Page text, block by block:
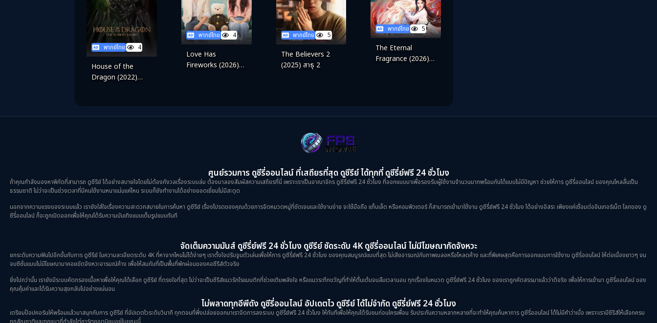
พากย์ไทย 4
House of the
Dragon (2022)
พากย์ไทย 4
Love Has
Fireworks (2026)
พากย์ไทย 5
The Believers 2
(2025) สาธุ 2
พากย์ไทย 5
The Eternal
Fragrance (2026)
ดูซีรีย์วาย (5)
ดูซีรีย์เกาหลี
ดูหนัง Netflix
มิตรภาพ (9)
ศูนย์รวมการ ดูซีรี่ออนไลน์ ที่เสถียรที่สุด ดูซีรีย์ ได้ทุกที่ ดูซีรี่ย์ฟรี 24 ชั่วโมง
ถ้าคุณกำลังมองหาพิกัดที่สามารถ ดูซีรีย์ ได้อย่างสบายใจโดยไม่ต้องกังวลเรื่องระบบล่ม ต้องมาลองสัมผัสความเสถียรที่นี่ เพราะเราเป็นอาณาจักร ดูซีรี่ย์ฟรี 24 ชั่วโมง ที่ออกแบบมาเพื่อรองรับผู้ใช้งานจำนวนมากพร้อมกันได้แบบไม่มีปัญหา ช่วยให้การ ดูซีรี่ออนไลน์ ของคุณไหลลื่นเป็น
ธรรมชาติ ไม่ว่าจะเป็นช่วงเวลาที่มีคนใช้งานหนาแน่นแค่ไหน ระบบก็ยังทำงานได้อย่างยอดเยี่ยมไม่มีสะดุด
นอกจากความแรงของระบบแล้ว เรายังใส่ใจเรื่องความสะดวกสบายในการค้นหา ดูซีรีย์ เรื่องโปรดของคุณด้วยการจัดหมวดหมู่ที่ชัดเจนและใช้งานง่าย จะใช้มือถือ แท็บเล็ต หรือคอมพิวเตอร์ ก็สามารถเข้ามาใช้งาน ดูซีรี่ย์ฟรี 24 ชั่วโมง ได้อย่างอิสระ เพียงแค่เชื่อมต่ออินเทอร์เน็ต โลกของ ดู
ซีรี่ออนไลน์ ก็จะถูกเปิดออกเพื่อให้คุณได้รับความบันเทิงแบบเต็มรูปแบบทันที
จัดเต็มความมันส์ ดูซีรี่ย์ฟรี 24 ชั่วโมง ดูซีรีย์ ชัดระดับ 4K ดูซีรี่ออนไลน์ ไม่มีโฆษณากัดจังหวะ
ยกระดับความฟินไปอีกขั้นกับการ ดูซีรีย์ ในความละเอียดระดับ 4K ที่หาจากไหนไม่ได้ง่ายๆ เราตั้งใจปรับจูนตัวเล่นเพื่อให้การ ดูซีรี่ย์ฟรี 24 ชั่วโมง ของคุณสมบูรณ์แบบที่สุด ไม่เสียอารมณ์กับภาพเบลอหรือโหลดค้าง และที่พิเศษสุดคือการออกแบบการใช้งาน ดูซีรี่ออนไลน์ ให้ต่อเนื่องยาวๆ จน
จบซีซั่นแบบไม่มีโฆษณามาคอยขัดจังหวะอารมณ์ค้าง เพื่อให้สมกับที่เป็นพื้นที่พักผ่อนของคอซีรีส์ตัวจริง
ยิ่งไปกว่านั้น เรายังมีระบบคัดกรองเนื้อหาเพื่อให้คุณได้เลือก ดูซีรีย์ ที่ตรงใจที่สุด ไม่ว่าจะเป็นซีรีส์แนวรักโรแมนติกที่ช่วยเติมพลังใจ หรือแนวระทึกขวัญที่ทำให้ตื่นเต้นจนลืมเวลานอน ทุกเรื่องในหมวด ดูซีรี่ย์ฟรี 24 ชั่วโมง ของเราถูกคัดสรรมาแล้วว่าดีจริง เพื่อให้การเข้ามา ดูซีรี่ออนไลน์ ของ
คุณคุ้มค่าและได้รับความสุขกลับไปอย่างแน่นอน
ไม่พลาดทุกอีพีดัง ดูซีรี่ออนไลน์ อัปเดตไว ดูซีรีย์ ได้ไม่จำกัด ดูซีรี่ย์ฟรี 24 ชั่วโมง
เตรียมป๊อปคอร์นให้พร้อมแล้วมาสนุกกับการ ดูซีรีย์ ที่อัปเดตไวระดับวินาที ทุกตอนที่พึ่งปล่อยออกมาเราจัดการลงระบบ ดูซีรี่ย์ฟรี 24 ชั่วโมง ให้ทันทีเพื่อให้คุณได้รับชมก่อนใครเพื่อน รับประกันความหลากหลายที่จะทำให้คุณค้นหาการ ดูซีรี่ออนไลน์ ได้ไม่มีคำว่าเบื่อ เพราะเรามีซีรีส์ให้เลือกครบ